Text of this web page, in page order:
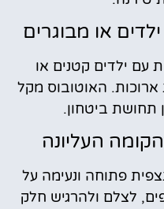
או מבוגרים
עם ילדים קטנים או
האוטובוס מקל
תחושת ביטחון.
העליונה
פתוחה ונעימה על
לצלם ולהרגיש חלק